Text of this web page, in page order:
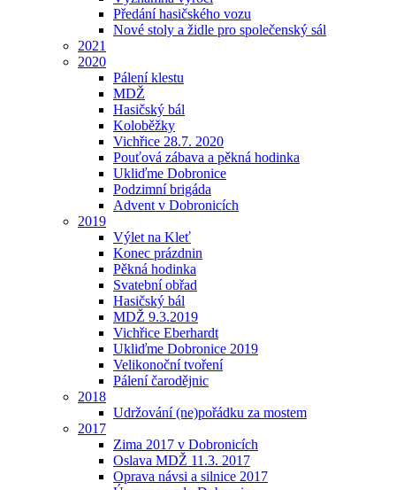
Předání hasičského vozu
Nové stoly a židle pro společenský sál
2021
2020
Pálení klestu
MDŽ
Hasičský bál
Koloběžky
Vichřice 28.7. 2020
Pouťová zábava a pěkná hodinka
Ukliďme Dobronice
Podzimní brigáda
Advent v Dobronicích
2019
Výlet na Kleť
Konec prázdnin
Pěkná hodinka
Svatební obřad
Hasičský bál
MDŽ 9.3.2019
Vichřice Eberhardt
Ukliďme Dobronice 2019
Velikonoční tvoření
Pálení čarodějnic
2018
Udržování (ne)pořádku za mostem
2017
Zima 2017 v Dobronicích
Oslava MDŽ 11.3. 2017
Oprava návsi a silnice 2017